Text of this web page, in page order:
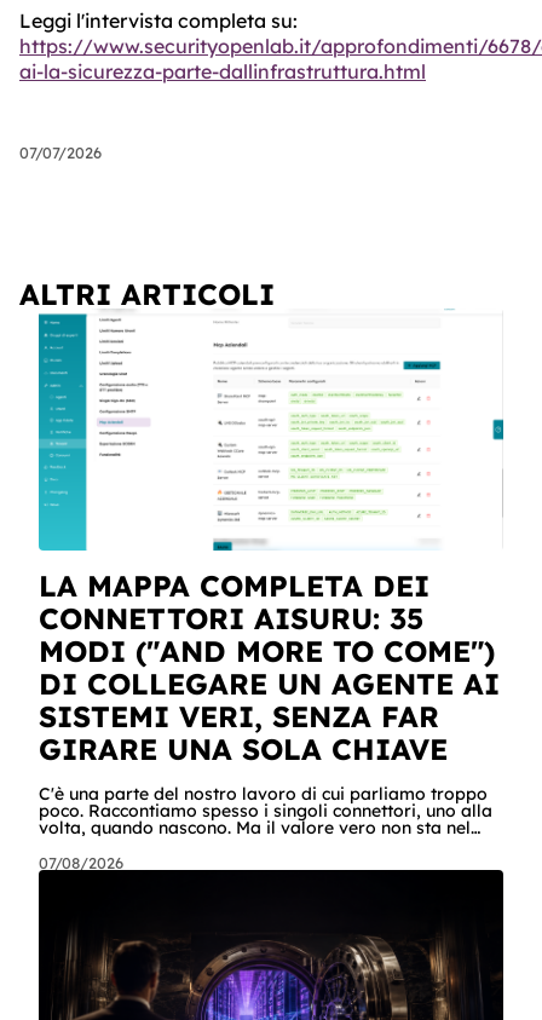
Leggi l'intervista completa su:
https://www.securityopenlab.it/approfondimenti/
ai-la-sicurezza-parte-dallinfrastruttura.html
07/07/2026
ALTRI ARTICOLI
LA MAPPA COMPLETA DEI
CONNETTORI AISURU: 35
MODI ("AND MORE TO COME")
DI COLLEGARE UN AGENTE AI
SISTEMI VERI, SENZA FAR
GIRARE UNA SOLA CHIAVE
C'è una parte del nostro lavoro di cui parliamo troppo
poco. Raccontiamo spesso i singoli connettori, uno alla
volta, quando nascono. Ma il valore vero non sta nel
succede quando i pezzi lavorano insieme. Stamattina
alle 6, per dire, un agente ha attraversato cinque
ha recuperato un listino da SharePoint, ha calcolato gli
scost
07/08/2026